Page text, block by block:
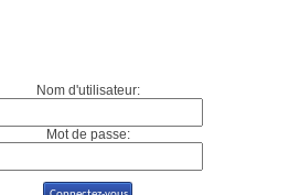
Nom d'utilisateur:
Mot de passe: